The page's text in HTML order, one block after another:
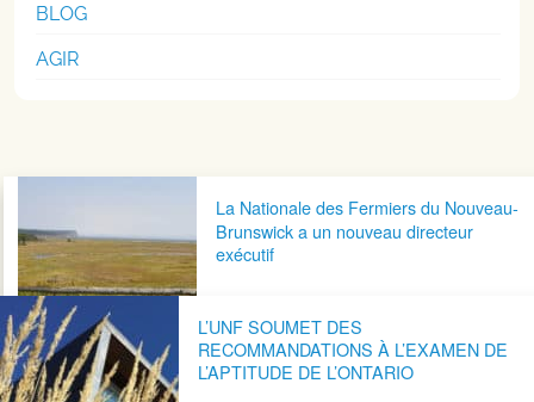
BLOG
AGIR
Navigation postaleLa Nationale des Fermiers du Nouveau-
Brunswick a un nouveau directeur
exécutif
L’UNF SOUMET DES
RECOMMANDATIONS À L’EXAMEN DE
L’APTITUDE DE L’ONTARIO